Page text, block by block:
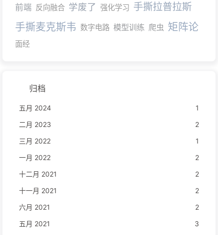
前端 反向融合 学废了 强化学习 手撕拉普拉斯
手撕麦克斯韦 数字电路 模型训练 爬虫 矩阵论
面经
归档
五月 2024
1
二月 2023
2
三月 2022
1
一月 2022
2
十二月 2021
2
十一月 2021
2
六月 2021
2
五月 2021
3